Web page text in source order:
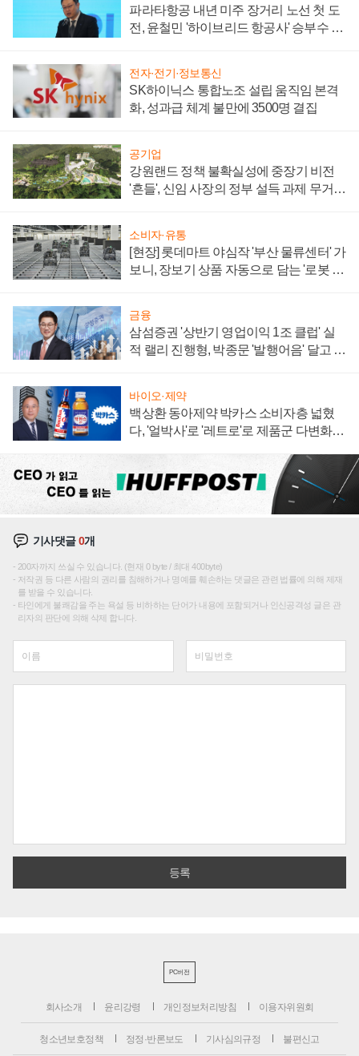
파라타항공 내년 미주 장거리 노선 첫 도
전, 윤철민 '하이브리드 항공사' 승부수 통
전자·전기·정보통신
SK하이닉스 통합노조 설립 움직임 본격
화, 성과급 체계 불만에 3500명 결집
공기업
강원랜드 정책 불확실성에 중장기 비전
'흔들', 신임 사장의 정부 설득 과제 무거워
소비자·유통
[현장] 롯데마트 야심작 '부산 물류센터' 가
보니, 장보기 상품 자동으로 담는 '로봇 40
금융
삼섬증권 '상반기 영업이익 1조 클럽' 실
적 랠리 진행형, 박종문 '발행어음' 달고 연
바이오·제약
백상환 동아제약 박카스 소비자층 넓혔
다, '얼박사'로 '레트로'로 제품군 다변화
기사댓글0개
200자까지 쓰실 수 있습니다. (현재 0 byte / 최대 400byte)
저작권 등 다른 사람의 권리를 침해하거나 명예를 훼손하는 댓글은 관련 법률에 의해 제재
를 받을 수 있습니다.
타인에게 불쾌감을 주는 욕설 등 비하하는 단어가 내용에 포함되거나 인신공격성 글은 관
리자의 판단에 의해 삭제 합니다.
PC버전
회사소개 윤리강령 개인정보처리방침 이용자위원회
청소년보호정책 정정·반론보도 기사심의규정 불편신고